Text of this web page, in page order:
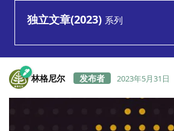
独立文章(2023) 系列
林格尼尔 2023年5月31日